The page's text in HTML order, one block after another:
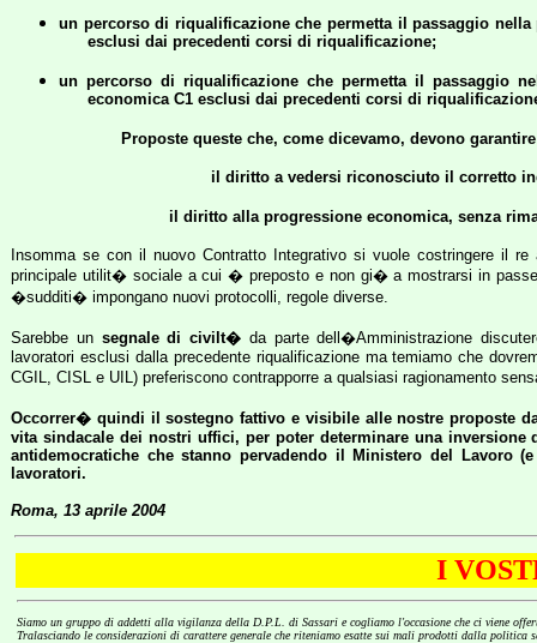
un percorso di riqualificazione che permetta il passaggio
esclusi dai precedenti corsi di riqualificazione;
un percorso di riqualificazione che permetta il passaggio
economica C1 esclusi dai precedenti corsi di
Proposte queste che, come dicevamo, devono
il diritto a vedersi riconosciuto il corretto
il diritto alla progressione economica, senza
Insomma se con il nuovo Contratto Integrativo si vuole costringere il
principale utilit� sociale a cui � preposto e non gi� a mostrarsi in
�sudditi� impongano nuovi protocolli, regole diverse.
Sarebbe un segnale di civilt� da parte dell�Amministrazione
lavoratori esclusi dalla precedente riqualificazione ma temiamo che
CGIL, CISL e UIL) preferiscono contrapporre a qualsiasi ragionamento
Occorrer� quindi il sostegno fattivo e visibile alle nostre proposte
vita sindacale dei nostri uffici, per poter determinare una
antidemocratiche che stanno pervadendo il Ministero del Lavoro
lavoratori.
Roma, 13 aprile 2004
I
Siamo un gruppo di addetti alla vigilanza della D.P.L. di Sassari e cogliamo l'occasione che ci viene
Tralasciando le considerazioni di carattere generale che riteniamo esatte sui mali prodotti dalla